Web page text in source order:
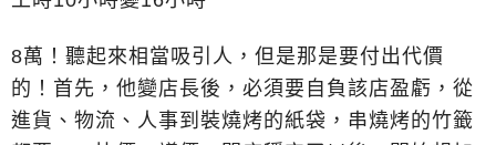
8萬！聽起來相當吸引人，但是那是要付出代價
的！首先，他變店長後，必須要自負該店盈虧，從
進貨、物流、人事到裝燒烤的紙袋，串燒烤的竹籤